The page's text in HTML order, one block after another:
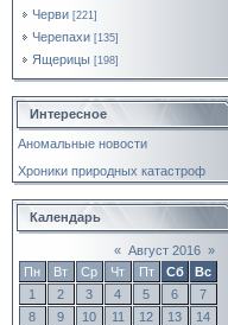
Черви [221]
Черепахи [135]
Ящерицы [198]
Интересное
Аномальные новости
Хроники природных катастроф
Календарь
« Август 2016 »
Пн
Вт Ср Чт Пт Сб
Вс
1
2 3 4 5 6
7
8
9 10 11 12 13
14